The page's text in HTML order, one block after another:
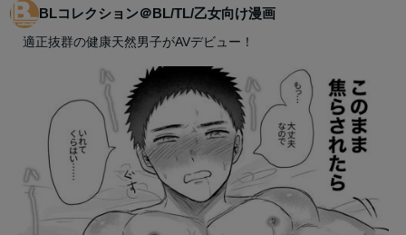
BLコレクション＠BL/TL/乙女向け漫画
適正抜群の健康天然男子がAVデビュー！